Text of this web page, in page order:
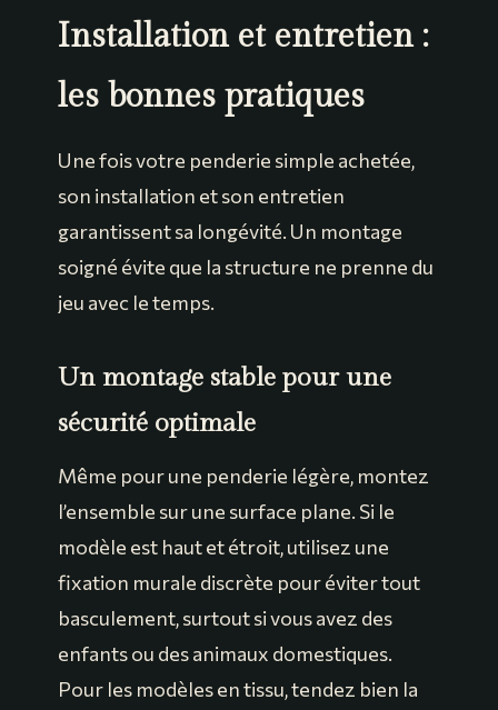
Installation et entretien :
les bonnes pratiques
Une fois votre penderie simple achetée,
son installation et son entretien
garantissent sa longévité. Un montage
soigné évite que la structure ne prenne du
jeu avec le temps.
Un montage stable pour une
sécurité optimale
Même pour une penderie légère, montez
l’ensemble sur une surface plane. Si le
modèle est haut et étroit, utilisez une
fixation murale discrète pour éviter tout
basculement, surtout si vous avez des
enfants ou des animaux domestiques.
Pour les modèles en tissu, tendez bien la